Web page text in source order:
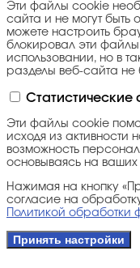
Эти файлы cookie
сайта и не могут быть
можете настроить
блокировал эти
использовании, но в
разделы веб-сайта не
Эти файлы cookie
исходя из активности
возможность
основываясь на ваших
Нажимая на кнопку
согласие на
Политикой обработки
Принять настройки